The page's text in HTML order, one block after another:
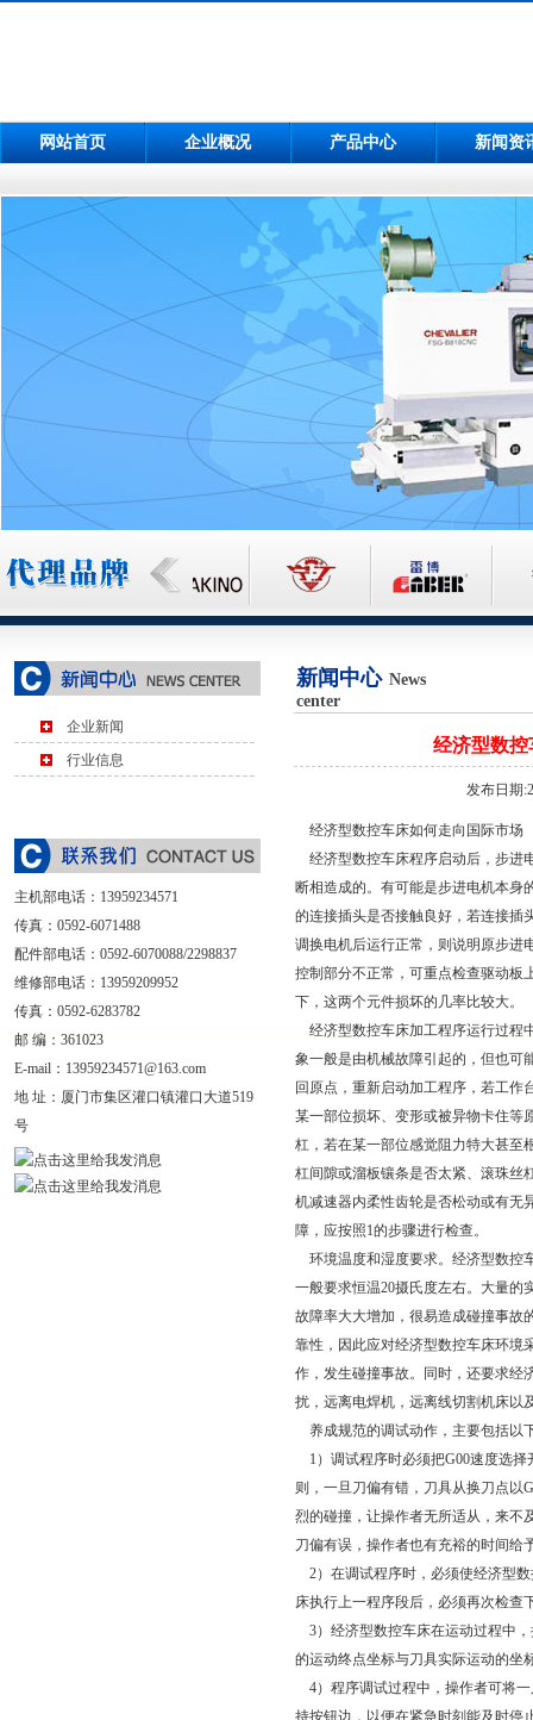
网站首页 企业概况 产品中心 新闻资
企业新闻
行业信息
主机部电话： 13959234571
传真：0592-6071488
配件部电话：0592-6070088/2298837
维修部电话：13959209952
传真：0592-6283782
邮 编：361023
E-mail： 13959234571@163.com
地 址： 厦门市集区灌口镇灌口大道519
号
新闻中心 News
center
经济型数
发布日期
经济型数控车床如何走向国际市场
经济型数控车床程序启动后，步进
断相造成的。有可能是步进电机本身
的连接插头是否接触良好，若连接插
调换电机后运行正常，则说明原步进
控制部分不正常，可重点检查驱动板
下，这两个元件损坏的几率比较大。
经济型数控车床加工程序运行过程
象一般是由机械故障引起的，但也可
回原点，重新启动加工程序，若工作
某一部位损坏、变形或被异物卡住等
杠，若在某一部位感觉阻力特大甚至
杠间隙或溜板镶条是否太紧、滚珠丝
机减速器内柔性齿轮是否松动或有无
障，应按照1的步骤进行检查。
环境温度和湿度要求。经济型数控
一般要求恒温20摄氏度左右。大量的
故障率大大增加，很易造成碰撞事故
靠性，因此应对经济型数控车床环境
作，发生碰撞事故。同时，还要求经
扰，远离电焊机，远离线切割机床以
养成规范的调试动作，主要包括以
1）调试程序时必须把G00速度选择
则，一旦刀偏有错，刀具从换刀点以
烈的碰撞，让操作者无所适从，来不
刀偏有误，操作者也有充裕的时间给
2）在调试程序时，必须使经济型
床执行上一程序段后，必须再次检查
3）经济型数控车床在运动过程中
的运动终点坐标与刀具实际运动的坐
4）程序调试过程中，操作者可将
持按钮边，以便在紧急时刻能及时停